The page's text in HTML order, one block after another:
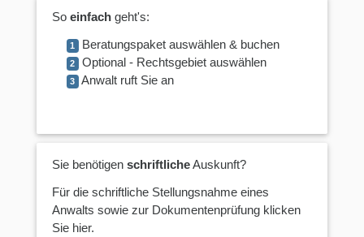
So einfachgeht's:
1 Beratungspaket auswählen & buchen
2 Optional - Rechtsgebiet auswählen
3 Anwalt ruft Sie an
Sie benötigen schriftlicheAuskunft?
Für die schriftliche Stellungsnahme eines
Anwalts sowie zur Dokumentenprüfung klicken
Sie hier.